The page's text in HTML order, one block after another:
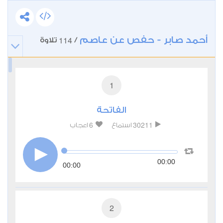
أحمد صابر - حفص عن عاصم /
114 تلاوة
1
الفاتحة
30211 استماع 6 اعجاب
00:00 00:00
2